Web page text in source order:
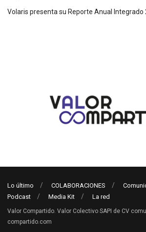
Volaris presenta su Reporte Anual Integrado
Lo último COLABORACIONES
Podcast
Media Kit La red
Valor Compartido. Valor Colectivo SAPI de CV
compartido.com